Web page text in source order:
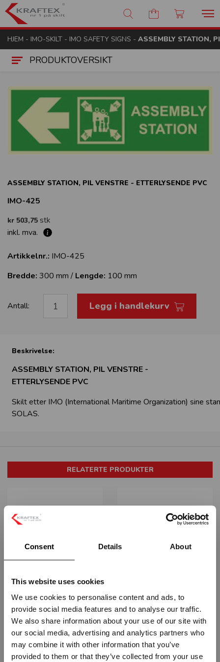
Consent Details About
This website uses cookies
We use cookies to personalise content and ads, to
provide social media features and to analyse our traffic.
We also share information about your use of our site with
our social media, advertising and analytics partners who
may combine it with other information that you’ve
provided to them or that they’ve collected from your use
Kraftex - nr 1 på skilt
HJEM - IMO-SKILT - IMO SAFETY SIGNS - ASSEMBLY STATION,
PRODUKTOVERSIKT
ASSEMBLY STATION, PIL VENSTRE - ETTERLYSENDE PVC
IMO-425
kr 503,75 stk
inkl. mva.
Artikkelnr.: IMO-425
Bredde: 300 mm / Lengde: 100 mm
Antall: Legg i handlekurv
Beskrivelse:
ASSEMBLY STATION, PIL VENSTRE -
ETTERLYSENDE PVC
Skilt etter IMO (International Maritime Organization) sine
SOLAS.
RELATERTE PRODUKTER
IMO-426
Frakr 503,75
Frakr 503,75
Vennligst velg portal